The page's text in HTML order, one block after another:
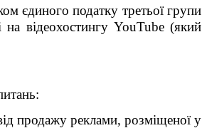
єдиного податку третьої групи
відеохостингу YouTube(який
:
продажу реклами, розміщеної у